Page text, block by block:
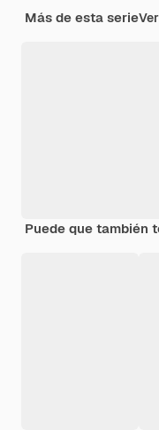
Más de esta serie
Puede que también